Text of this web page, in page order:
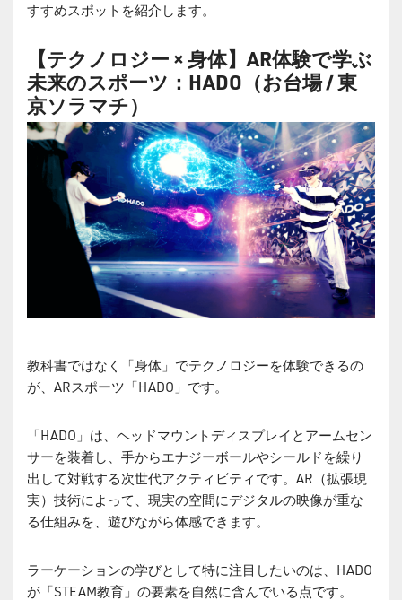
すすめスポットを紹介します。
【テクノロジー × 身体】AR体験で学ぶ
未来のスポーツ：HADO（お台場 / 東
京ソラマチ）
教科書ではなく「身体」でテクノロジーを体験できるの
が、ARスポーツ「HADO」です。
「HADO」は、ヘッドマウントディスプレイとアームセン
サーを装着し、手からエナジーボールやシールドを繰り
出して対戦する次世代アクティビティです。AR（拡張現
実）技術によって、現実の空間にデジタルの映像が重な
る仕組みを、遊びながら体感できます。
ラーケーションの学びとして特に注目したいのは、HADO
が「STEAM教育」の要素を自然に含んでいる点です。